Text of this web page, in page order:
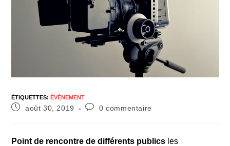
ÉTIQUETTES:ÉVÉNEMENT
août 30, 2019 0 commentaire
Point de rencontre de différents publics les